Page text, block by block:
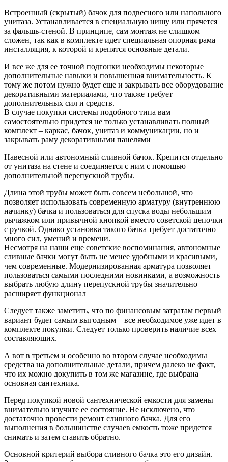
Встроенный (скрытый) бачок для подвесного или напольного
унитаза. Устанавливается в специальную нишу или прячется
за фальшь-стеной. В принципе, сам монтаж не слишком
сложен, так как в комплекте идет специальная опорная рама –
инсталляция, к которой и крепятся основные детали.
И все же для ее точной подгонки необходимы некоторые
дополнительные навыки и повышенная внимательность. К
тому же потом нужно будет еще и закрывать все оборудование
декоративными материалами, что также требует
дополнительных сил и средств.
В случае покупки системы подобного типа вам
самостоятельно придется не только устанавливать полный
комплект – каркас, бачок, унитаз и коммуникации, но и
закрывать раму декоративными панелями
Навесной или автономный сливной бачок. Крепится отдельно
от унитаза на стене и соединяется с ним с помощью
дополнительной перепускной трубы.
Длина этой трубы может быть совсем небольшой, что
позволяет использовать современную арматуру (внутреннюю
начинку) бачка и пользоваться для спуска воды небольшим
рычажком или привычной кнопкой вместо советской цепочки
с ручкой. Однако установка такого бачка требует достаточно
много сил, умений и времени.
Несмотря на наши еще советские воспоминания, автономные
сливные бачки могут быть не менее удобными и красивыми,
чем современные. Модернизированная арматура позволяет
пользоваться самыми последними новинками, а возможность
выбрать любую длину перепускной трубы значительно
расширяет функционал
Следует также заметить, что по финансовым затратам первый
вариант будет самым выгодным – все необходимое уже идет в
комплекте покупки. Следует только проверить наличие всех
составляющих.
А вот в третьем и особенно во втором случае необходимы
средства на дополнительные детали, причем далеко не факт,
что их можно докупить в том же магазине, где выбрана
основная сантехника.
Перед покупкой новой сантехнической емкости для замены
внимательно изучите ее состояние. Не исключено, что
достаточно провести ремонт сливного бачка. Для его
выполнения в большинстве случаев емкость тоже придется
снимать и затем ставить обратно.
Основной критерий выбора сливного бачка это его дизайн.